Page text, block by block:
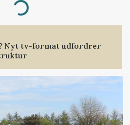
Loading...
Nyt tv-format udfordrer